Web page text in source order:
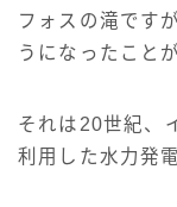
フォスの滝です
うになったこと
それは20世紀、
利用した水力発